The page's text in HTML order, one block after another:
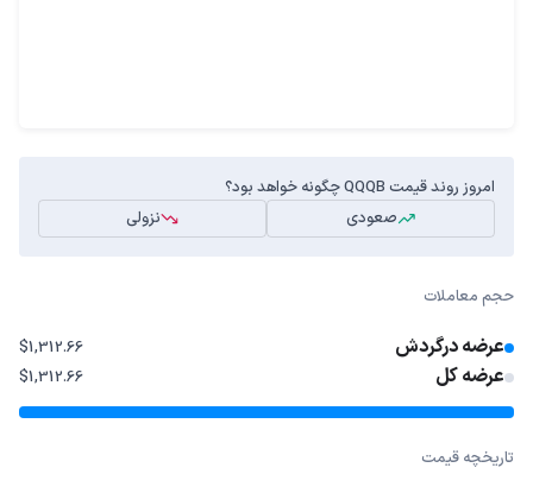
امروز روند قیمت QQQB چگونه خواهد بود؟
صعودی
نزولی
حجم معاملات
عرضه درگردش $1,312.66
عرضه کل $1,312.66
تاریخچه قیمت